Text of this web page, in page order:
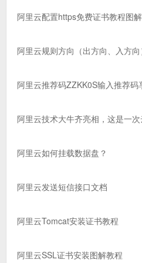
阿里云配置https免费证书教程图解
阿里云规则方向（出方向、入方
阿里云推荐码ZZKK0S输入推荐码
阿里云技术大牛齐亮相，这是一
阿里云如何挂载数据盘？
阿里云发送短信接口文档
阿里云Tomcat安装证书教程
阿里云SSL证书安装图解教程